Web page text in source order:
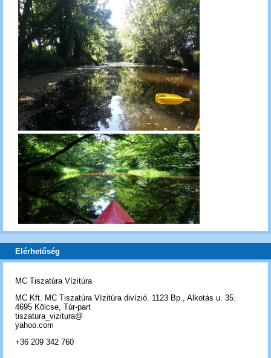
Elérhetőség
MC Tiszatúra Vízitúra
MC Kft. MC Tiszatúra Vízitúra divízió. 1123 Bp., Alkotás u. 35.
4695 Kölcse, Túr-part
tiszatura_vizitura@
yahoo.com
+36 209 342 760